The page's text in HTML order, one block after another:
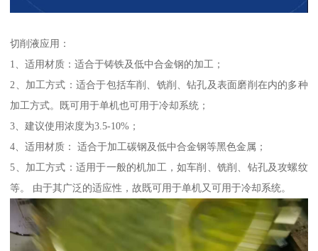
切削液应用：
1、适用材质：适合于铸铁及低中合金钢的加工；
2、加工方式：适合于包括车削、铣削、钻孔及表面磨削在内的多种
加工方式。既可用于单机也可用于冷却系统；
3、建议使用浓度为3.5-10%；
4、适用材质： 适合于加工碳钢及低中合金钢等黑色金属；
5、加工方式：适用于一般的机加工，如车削、铣削、钻孔及攻螺纹
等。 由于其广泛的适应性，故既可用于单机又可用于冷却系统。